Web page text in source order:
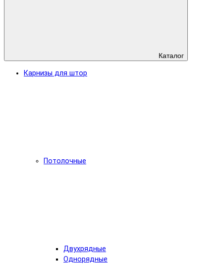
Каталог
Карнизы для штор
Потолочные
Двухрядные
Однорядные